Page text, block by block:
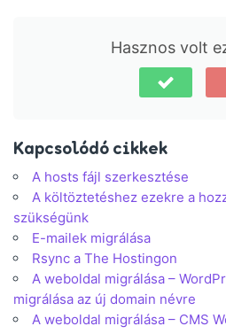
Hasznos volt
Kapcsolódó cikkek
A hosts fájl szerkesztése
A költöztetéshez ezekre a
szükségünk
E-mailek migrálása
Rsync a The Hostingon
A weboldal migrálása –
migrálása az új domain névre
A weboldal migrálása – CMS